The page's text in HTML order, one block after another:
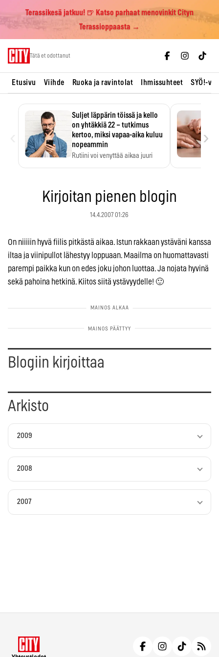
Terassikesä jatkuu! 🍺 Katso parhaat menovinkit Cityn
Terassioppaasta →
Tätä et odottanut
Etusivu Viihde Ruoka ja ravintolat Ihmissuhteet SYÖ!-
Suljet läppärin töissä ja kello
on yhtäkkiä 22 – tutkimus
kertoo, miksi vapaa-aika kuluu
nopeammin
Rutiini voi venyttää aikaa juuri
›
Kirjoitan pienen blogin
14.4.2007 01:26
On niiiiin hyvä fiilis pitkästä aikaa. Istun rakkaan ystäväni kanssa
iltaa ja viinipullot lähestyy loppuaan. Maailma on huomattavasti
parempi paikka kun on edes joku johon luottaa. Ja nojata hyvinä
sekä pahoina hetkinä. Kiitos siitä ystävyydelle! 🙂
Blogiin kirjoittaa
Arkisto
2009
2008
2007